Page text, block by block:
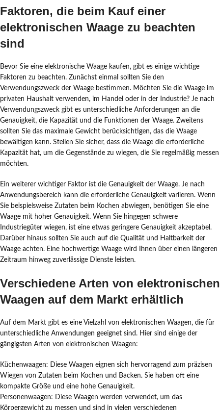
Faktoren, die beim Kauf einer
elektronischen Waage zu beachten
sind
Bevor Sie eine elektronische Waage kaufen, gibt es einige wichtige
Faktoren zu beachten. Zunächst einmal sollten Sie den
Verwendungszweck der Waage bestimmen. Möchten Sie die Waage im
privaten Haushalt verwenden, im Handel oder in der Industrie? Je nach
Verwendungszweck gibt es unterschiedliche Anforderungen an die
Genauigkeit, die Kapazität und die Funktionen der Waage. Zweitens
sollten Sie das maximale Gewicht berücksichtigen, das die Waage
bewältigen kann. Stellen Sie sicher, dass die Waage die erforderliche
Kapazität hat, um die Gegenstände zu wiegen, die Sie regelmäßig messen
möchten.
Ein weiterer wichtiger Faktor ist die Genauigkeit der Waage. Je nach
Anwendungsbereich kann die erforderliche Genauigkeit variieren. Wenn
Sie beispielsweise Zutaten beim Kochen abwiegen, benötigen Sie eine
Waage mit hoher Genauigkeit. Wenn Sie hingegen schwere
Industriegüter wiegen, ist eine etwas geringere Genauigkeit akzeptabel.
Darüber hinaus sollten Sie auch auf die Qualität und Haltbarkeit der
Waage achten. Eine hochwertige Waage wird Ihnen über einen längeren
Zeitraum hinweg zuverlässige Dienste leisten.
Verschiedene Arten von elektronischen
Waagen auf dem Markt erhältlich
Auf dem Markt gibt es eine Vielzahl von elektronischen Waagen, die für
unterschiedliche Anwendungen geeignet sind. Hier sind einige der
gängigsten Arten von elektronischen Waagen:
Küchenwaagen: Diese Waagen eignen sich hervorragend zum präzisen
Wiegen von Zutaten beim Kochen und Backen. Sie haben oft eine
kompakte Größe und eine hohe Genauigkeit.
Personenwaagen: Diese Waagen werden verwendet, um das
Körpergewicht zu messen und sind in vielen verschiedenen